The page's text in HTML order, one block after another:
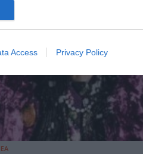
Access Privacy Policy